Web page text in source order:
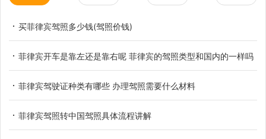
买菲律宾驾照多少钱(驾照价钱)
菲律宾开车是靠左还是靠右呢 菲律宾的驾照类型和国内的一样吗
菲律宾驾驶证种类有哪些 办理驾照需要什么材料
菲律宾驾照转中国驾照具体流程讲解